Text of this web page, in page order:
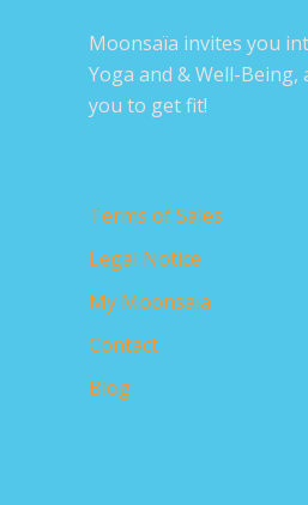
Moonsaïa invites you
Yoga and & Well-Being,
you to get fit!
Terms of Sales
Legal Notice
My Moonsaïa
Contact
Blog